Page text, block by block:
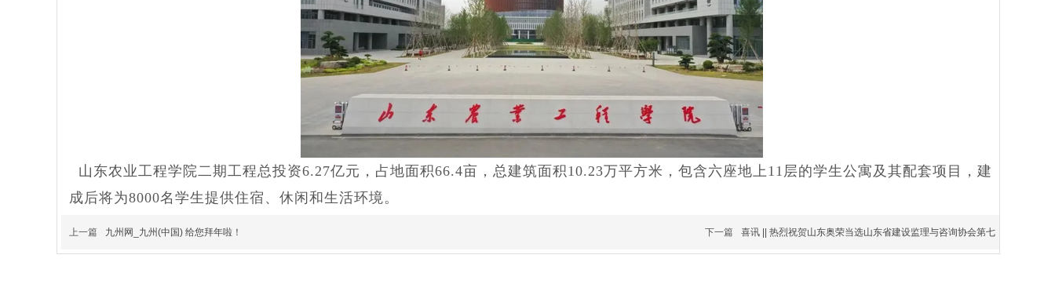
山东农业工程学院二期工程总投资6.27亿元，占地面积66.4亩，总建筑面积10.23万平方米，包含六座地上11层的学生公寓及其配套项目，建
成后将为8000名学生提供住宿、休闲和生活环境。
上一篇 九州网_九州(中国) 给您拜年啦！ 下一篇 喜讯 || 热烈祝贺山东奥荣当选山东省建设监理与咨询协会第七